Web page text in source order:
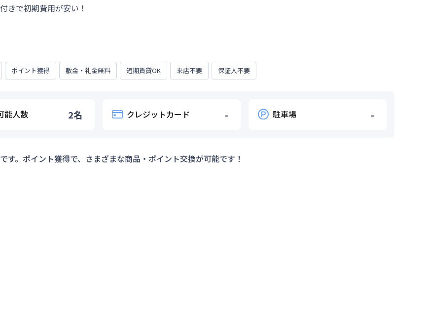
きで初期費用が安い！
ポイント獲得 敷金・礼金無料 短期賃貸OK 来店不要 保証人不要
能人数 2名 クレジットカード - 駐車場 -
す。ポイント獲得で、さまざまな商品・ポイント交換が可能です！